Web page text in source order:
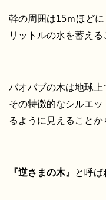
幹の周囲は15ｍほど
リットルの水を蓄える
バオバブの木は地球上
その特徴的なシルエ
るように見えることか
『逆さまの木』 と呼ば